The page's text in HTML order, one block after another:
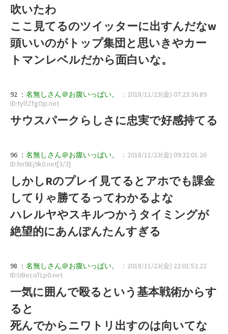
吹いたわ
ここ見てるのツイッターに出すんだなw
頭いいのがトップ集団と思いきやカー
トマンレベルだから面白いな。
92 ： 名無しさん＠お腹いっぱい。
：2018/11/23(金) 07:23:36.89
ID:tylfZfgOp.net
サウスパークらしさに忠実で好感持てる
96 ： 名無しさん＠お腹いっぱい。
：2018/11/23(金) 09:32:01.26
ID:hn9IEj9k0.net[3/3]
しかしRのプレイ見てるとアホでも課金
してりゃ勝てるってわかるよな
ハレルヤやスキルつかうタイミングが
絶望的にあんぽんたんすぎる
98 ： 名無しさん＠お腹いっぱい。
：2018/11/23(金) 22:01:52.22
ID:UBecoTLp0.net
一気に囲んで殴るという基本戦術からす
ると
死んでからニワトリ出すのは向いてな